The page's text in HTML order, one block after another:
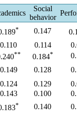
Social
behavior
* 0.147
0.110 0.114
** 0.184*
0.149 0.128
0.124 0.129
0.143 0.100
* 0.140